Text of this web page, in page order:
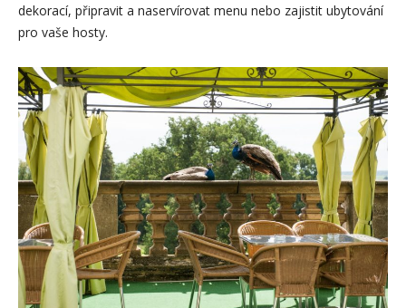
dekorací, připravit a naservírovat menu nebo zajistit ubytování
pro vaše hosty.